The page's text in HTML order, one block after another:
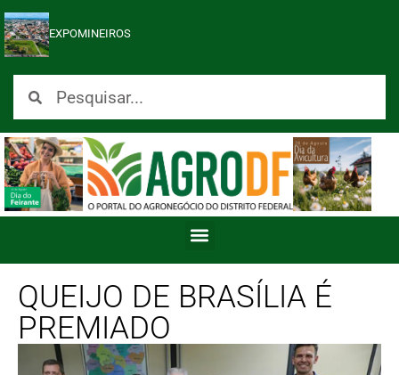
EXPOMINEIROS
QUEIJO DE BRASÍLIA É
PREMIADO